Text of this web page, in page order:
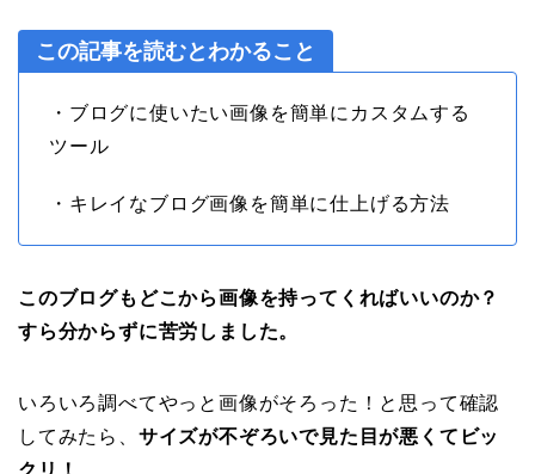
この記事を読むとわかること
・ブログに使いたい画像を簡単にカスタムする
ツール
・キレイなブログ画像を簡単に仕上げる方法
このブログもどこから画像を持ってくればいいのか？
すら分からずに苦労しました。
いろいろ調べてやっと画像がそろった！と思って確認
してみたら、 サイズが不ぞろいで見た目が悪くてビッ